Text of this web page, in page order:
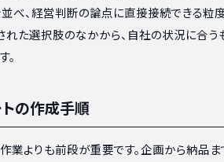
並べ、経営判断の論点に直接接続できる粒
れた選択肢のなかから、自社の状況に合う
。
の作成手順
業よりも前段が重要です。企画から納品